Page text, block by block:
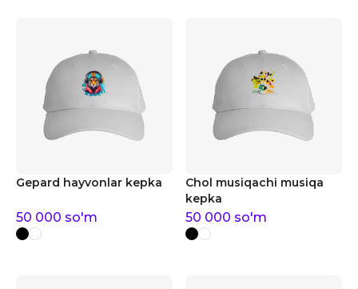
Gepard hayvonlar kepka
50 000 so'm
Chol musiqachi musiqa
kepka
50 000 so'm